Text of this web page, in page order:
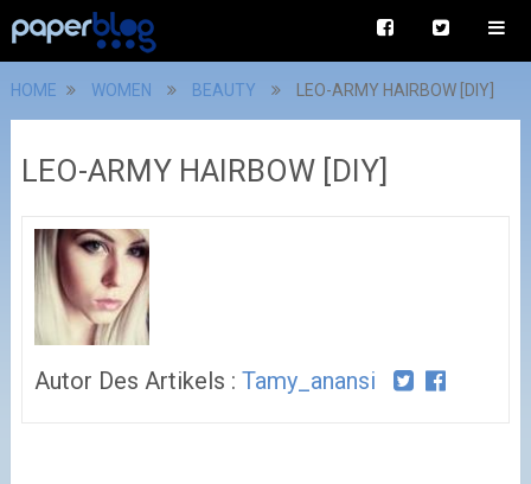
HOME WOMEN BEAUTY LEO-ARMY HAIRBOW [DIY]
LEO-ARMY HAIRBOW [DIY]
Autor Des Artikels : Tamy_anansi